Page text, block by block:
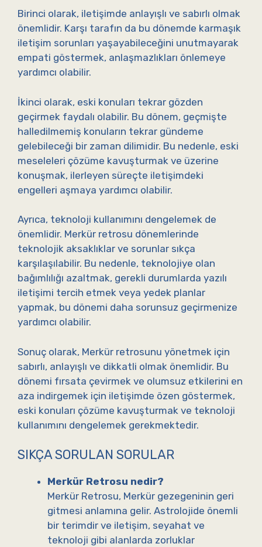
Birinci olarak, iletişimde anlayışlı ve sabırlı olmak
önemlidir. Karşı tarafın da bu dönemde karmaşık
iletişim sorunları yaşayabileceğini unutmayarak
empati göstermek, anlaşmazlıkları önlemeye
yardımcı olabilir.
İkinci olarak, eski konuları tekrar gözden
geçirmek faydalı olabilir. Bu dönem, geçmişte
halledilmemiş konuların tekrar gündeme
gelebileceği bir zaman dilimidir. Bu nedenle, eski
meseleleri çözüme kavuşturmak ve üzerine
konuşmak, ilerleyen süreçte iletişimdeki
engelleri aşmaya yardımcı olabilir.
Ayrıca, teknoloji kullanımını dengelemek de
önemlidir. Merkür retrosu dönemlerinde
teknolojik aksaklıklar ve sorunlar sıkça
karşılaşılabilir. Bu nedenle, teknolojiye olan
bağımlılığı azaltmak, gerekli durumlarda yazılı
iletişimi tercih etmek veya yedek planlar
yapmak, bu dönemi daha sorunsuz geçirmenize
yardımcı olabilir.
Sonuç olarak, Merkür retrosunu yönetmek için
sabırlı, anlayışlı ve dikkatli olmak önemlidir. Bu
dönemi fırsata çevirmek ve olumsuz etkilerini en
aza indirgemek için iletişimde özen göstermek,
eski konuları çözüme kavuşturmak ve teknoloji
kullanımını dengelemek gerekmektedir.
SIKÇA SORULAN SORULAR
Merkür Retrosu nedir?
Merkür Retrosu, Merkür gezegeninin geri
gitmesi anlamına gelir. Astrolojide önemli
bir terimdir ve iletişim, seyahat ve
teknoloji gibi alanlarda zorluklar